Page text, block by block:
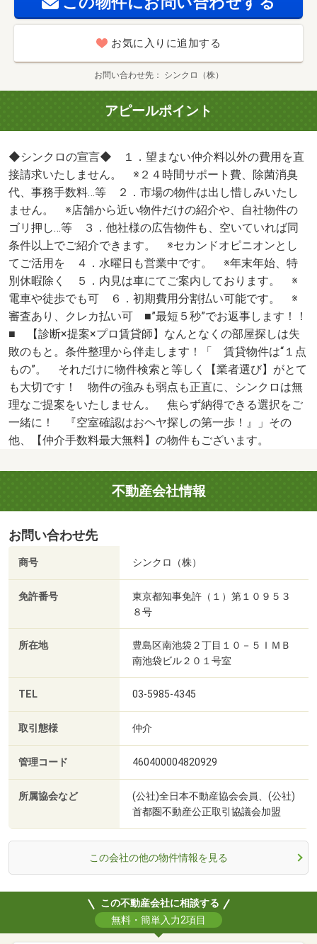
できるお部屋探しを！！』・仲介手数料：１．１ヶ月/エア
コン清掃費 22000円/室内清掃費用 44000円
お気に入りに追加する
お問い合わせ先 シンクロ（株）
アピールポイント
◆シンクロの宣言◆ １．望まない仲介料以外の費用を直
接請求いたしません。 ※２４時間サポート費、除菌消臭
代、事務手数料…等 ２．市場の物件は出し惜しみいたし
ません。 ※店舗から近い物件だけの紹介や、自社物件の
ゴリ押し…等 ３．他社様の広告物件も、空いていれば同
条件以上でご紹介できます。 ※セカンドオピニオンとし
てご活用を ４．水曜日も営業中です。 ※年末年始、特
別休暇除く ５．内見は車にてご案内しております。 ※
電車や徒歩でも可 ６．初期費用分割払い可能です。 ※
審査あり、クレカ払い可 ■”最短５秒”でお返事します！！
■ 【診断×提案×プロ賃貸師】なんとなくの部屋探しは失
敗のもと。条件整理から伴走します！「 賃貸物件は“１点
もの”。 それだけに物件検索と等しく【業者選び】がとて
も大切です！ 物件の強みも弱点も正直に、シンクロは無
理なご提案をいたしません。 焦らず納得できる選択をご
一緒に！ 『空室確認はおヘヤ探しの第一歩！』」その
他、【仲介手数料最大無料】の物件もございます。
不動産会社情報
お問い合わせ先
商号 シンクロ（株）
免許番号
東京都知事免許（１）第１０９５３
８号
所在地
豊島区南池袋２丁目１０－５ＩＭＢ
南池袋ビル２０１号室
TEL 03-5985-4345
取引態様 仲介
管理コード 460400004820929
所属協会など
(公社)全日本不動産協会会員、(公社)
首都圏不動産公正取引協議会加盟
この会社の他の物件情報を見る
この不動産会社に相談する
無料・簡単入力2項目